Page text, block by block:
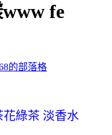
fe
的部落格
花綠茶 淡香水